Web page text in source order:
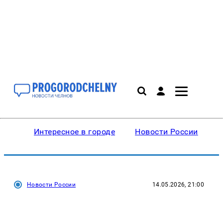
Интересное в городе Новости России
Новости России 14.05.2026, 21:00